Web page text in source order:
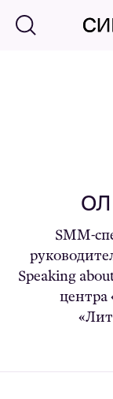
SMM-
Speaking
центра